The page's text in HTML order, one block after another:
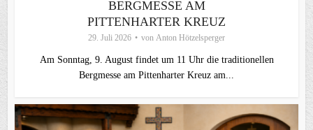
BERGMESSE AM
PITTENHARTER KREUZ
29. Juli 2026 von Anton Hötzelsperger
Am Sonntag, 9. August findet um 11 Uhr die traditionellen
Bergmesse am Pittenharter Kreuz am...